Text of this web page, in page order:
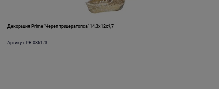
Декорация Prime "Череп трицератопса" 14,3х12х9,7
Артикул: PR-086173